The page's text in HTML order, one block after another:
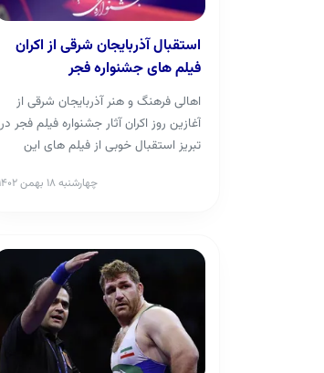
استقبال آذربایجان شرقی از اکران
فیلم های جشنواره فجر
اهالی فرهنگ و هنر آذربایجان شرقی از
آغازین روز اکران آثار جشنواره فیلم فجر در
تبریز استقبال خوبی از فیلم های این
چهارشنبه ۱۸ بهمن ۱۴۰۲